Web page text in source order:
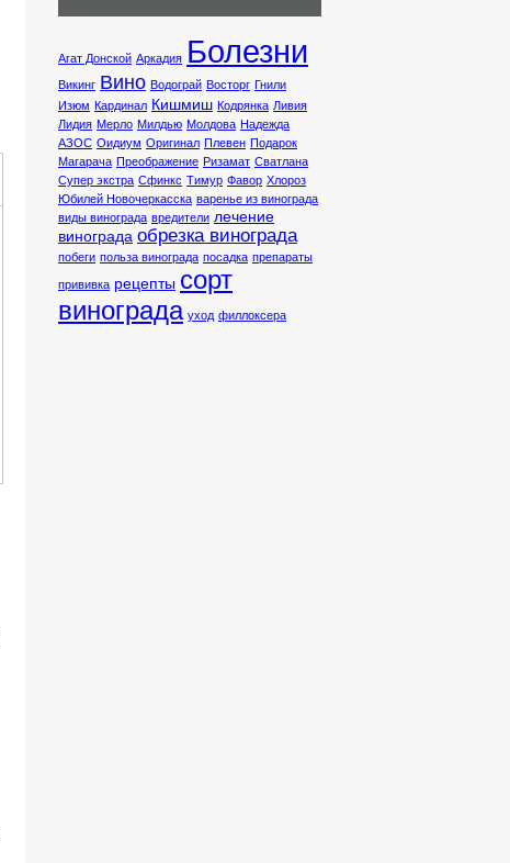
Агат Донской Аркадия Болезни
Викинг Вино Водограй Восторг Гнили
Изюм Кардинал Кишмиш Кодрянка Ливия
Лидия Мерло Милдью Молдова Надежда
АЗОС Оидиум Оригинал Плевен Подарок
Магарача Преображение Ризамат Сватлана
Супер экстра Сфинкс Тимур Фавор Хлороз
Юбилей Новочеркасска варенье из винограда
виды винограда вредители лечение
винограда обрезка винограда
побеги польза винограда посадка препараты
прививка рецепты сорт
винограда уход филлоксера